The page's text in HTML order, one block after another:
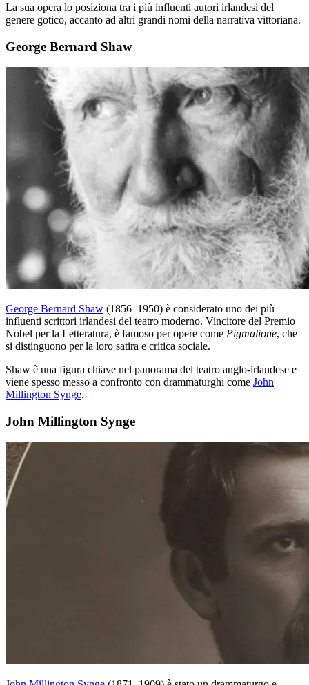
La sua opera lo posiziona tra i più influenti autori irlandesi del
genere gotico, accanto ad altri grandi nomi della narrativa vittoriana.
George Bernard Shaw
George Bernard Shaw (1856–1950) è considerato uno dei più
influenti scrittori irlandesi del teatro moderno. Vincitore del Premio
Nobel per la Letteratura, è famoso per opere come Pigmalione, che
si distinguono per la loro satira e critica sociale.
Shaw è una figura chiave nel panorama del teatro anglo-irlandese e
viene spesso messo a confronto con drammaturghi come John
Millington Synge.
John Millington Synge